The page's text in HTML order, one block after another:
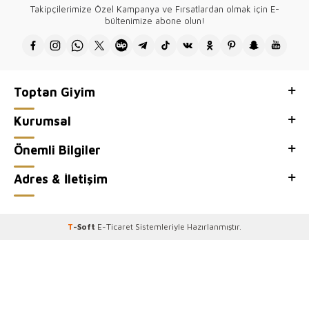
Hem günlük kullanıma hem de özel davetlere uygun olan bu triko, her
kombine zarafet katar.
Official'ı ziyaretiniz için teşekkür ederiz.
Takipçilerimize Özel Kampanya ve Fırsatlardan olmak için E-
bültenimize abone olun!
Toptan Giyim
Kurumsal
Önemli Bilgiler
Adres & İletişim
T-Soft E-Ticaret Sistemleriyle Hazırlanmıştır.